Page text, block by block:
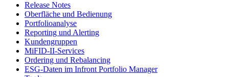
Release Notes
Oberfläche und Bedienung
Portfolioanalyse
Reporting und Alerting
Kundengruppen
MiFID-II-Services
Ordering und Rebalancing
ESG-Daten im Infront Portfolio Manager